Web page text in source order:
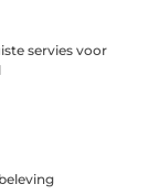
servies voor